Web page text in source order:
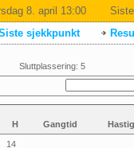
8. april 13:00
sjekkpunkt
Sluttplassering: 5
H Gangtid
14